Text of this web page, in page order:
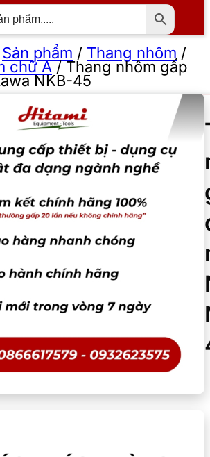
Sản phẩm / Thang nhôm /
chữ A/Thang nhôm gấp
NKB-45